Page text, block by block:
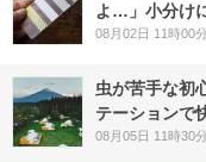
よ…」小分け
08月02日 11時00分
虫が苦手な初
テーションで
08月05日 11時30分